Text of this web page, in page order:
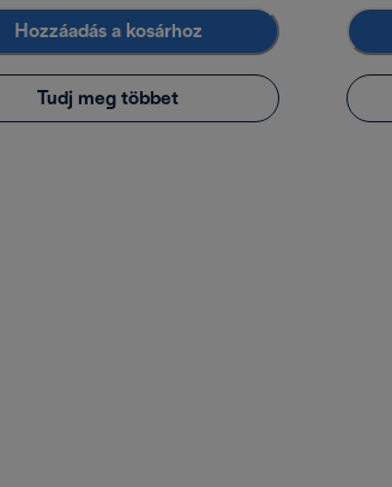
Hozzáadás a kosárhoz
Tudj meg többet